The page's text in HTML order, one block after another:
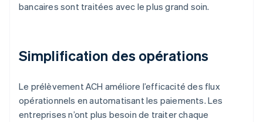
bancaires sont traitées avec le plus grand soin.
Simplification des opérations
Le prélèvement ACH améliore l’efficacité des flux
opérationnels en automatisant les paiements. Les
entreprises n’ont plus besoin de traiter chaque